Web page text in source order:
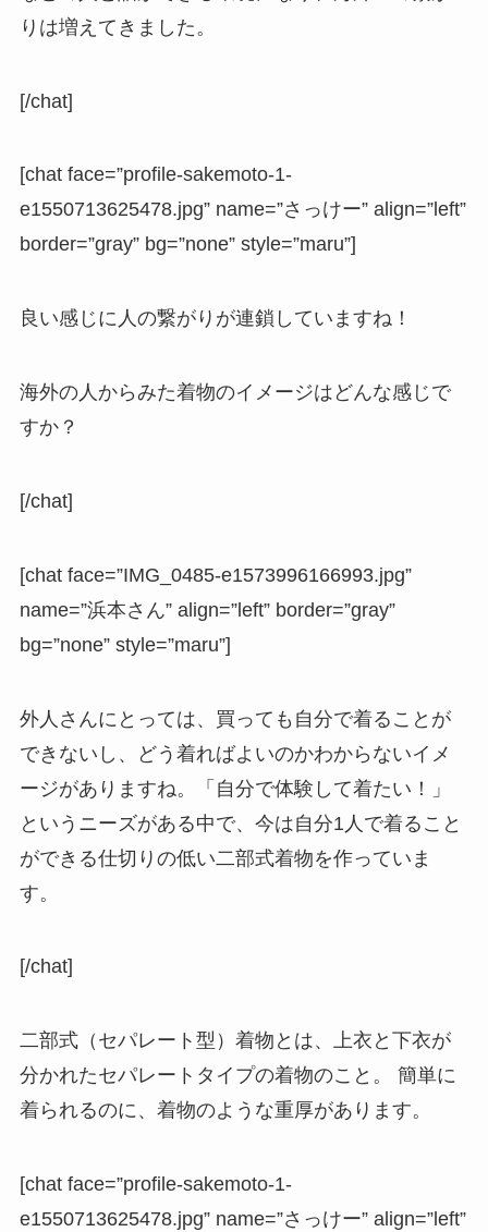
りは増えてきました。
[/chat]
[chat face=”profile-sakemoto-1-
e1550713625478.jpg” name=”さっけー” align=”left”
border=”gray” bg=”none” style=”maru”]
良い感じに人の繋がりが連鎖していますね！
海外の人からみた着物のイメージはどんな感じで
すか？
[/chat]
[chat face=”IMG_0485-e1573996166993.jpg”
name=”浜本さん” align=”left” border=”gray”
bg=”none” style=”maru”]
外人さんにとっては、買っても自分で着ることが
できないし、どう着ればよいのかわからないイメ
ージがありますね。「自分で体験して着たい！」
というニーズがある中で、今は自分1人で着ること
ができる仕切りの低い二部式着物を作っていま
す。
[/chat]
二部式（セパレート型）着物とは、上衣と下衣が
分かれたセパレートタイプの着物のこと。 簡単に
着られるのに、着物のような重厚があります。
[chat face=”profile-sakemoto-1-
e1550713625478.jpg” name=”さっけー” align=”left”